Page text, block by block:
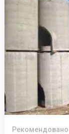
Рекомендовано